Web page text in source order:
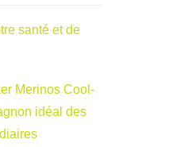
santé et de
Merinos Cool-
idéal des